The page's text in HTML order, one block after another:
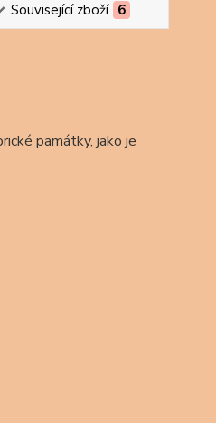
Související zboží 6
památky, jako je